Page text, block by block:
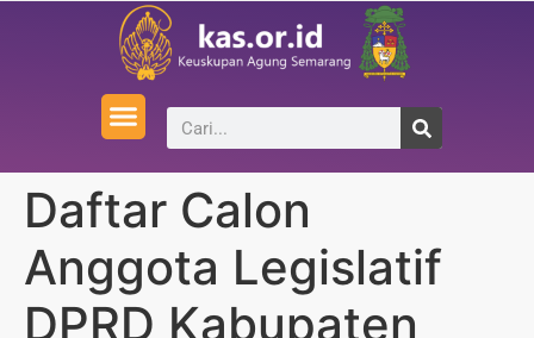
Daftar Calon
Anggota Legislatif
DPRD Kabupaten